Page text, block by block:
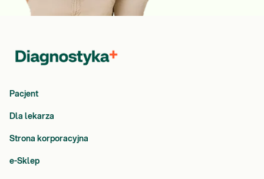
Pacjent
Dla lekarza
Strona korporacyjna
e-Sklep